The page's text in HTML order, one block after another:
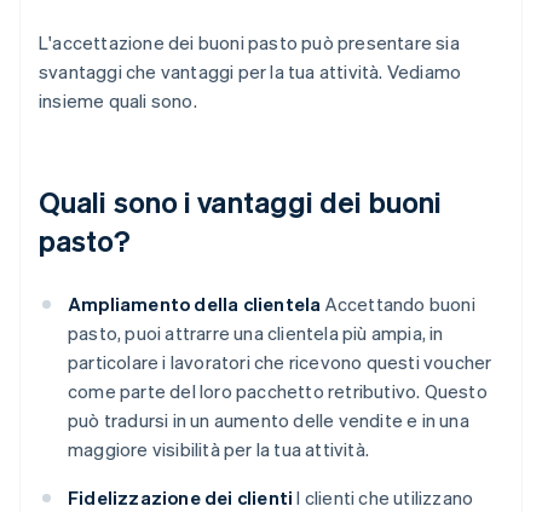
L'accettazione dei buoni pasto può presentare sia
svantaggi che vantaggi per la tua attività. Vediamo
insieme quali sono.
Quali sono i vantaggi dei buoni
pasto?
Ampliamento della clientela Accettando buoni
pasto, puoi attrarre una clientela più ampia, in
particolare i lavoratori che ricevono questi voucher
come parte del loro pacchetto retributivo. Questo
può tradursi in un aumento delle vendite e in una
maggiore visibilità per la tua attività.
Fidelizzazione dei clienti I clienti che utilizzano